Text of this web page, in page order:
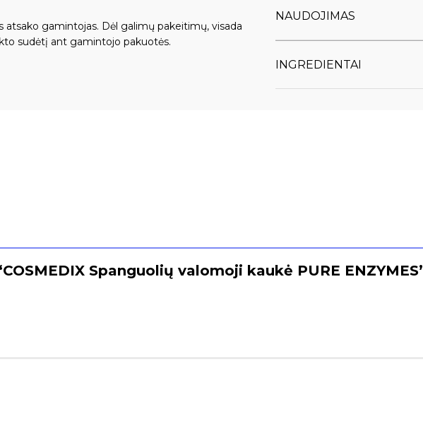
gamintojas. Dėl galimų pakeitimų, visada
sudėtį ant gamintojo pakuotės.
NAUDOJIMAS
INGREDIENTAI
Spanguolių valomoji kaukė PURE